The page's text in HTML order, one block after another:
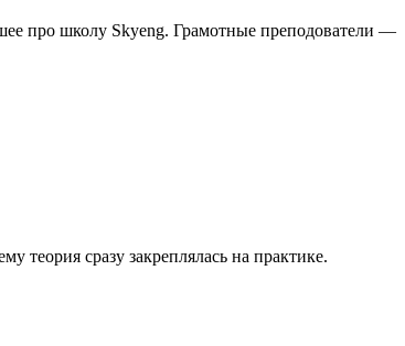
про школу Skyeng. Грамотные преподователи —
теория сразу закреплялась на практике.